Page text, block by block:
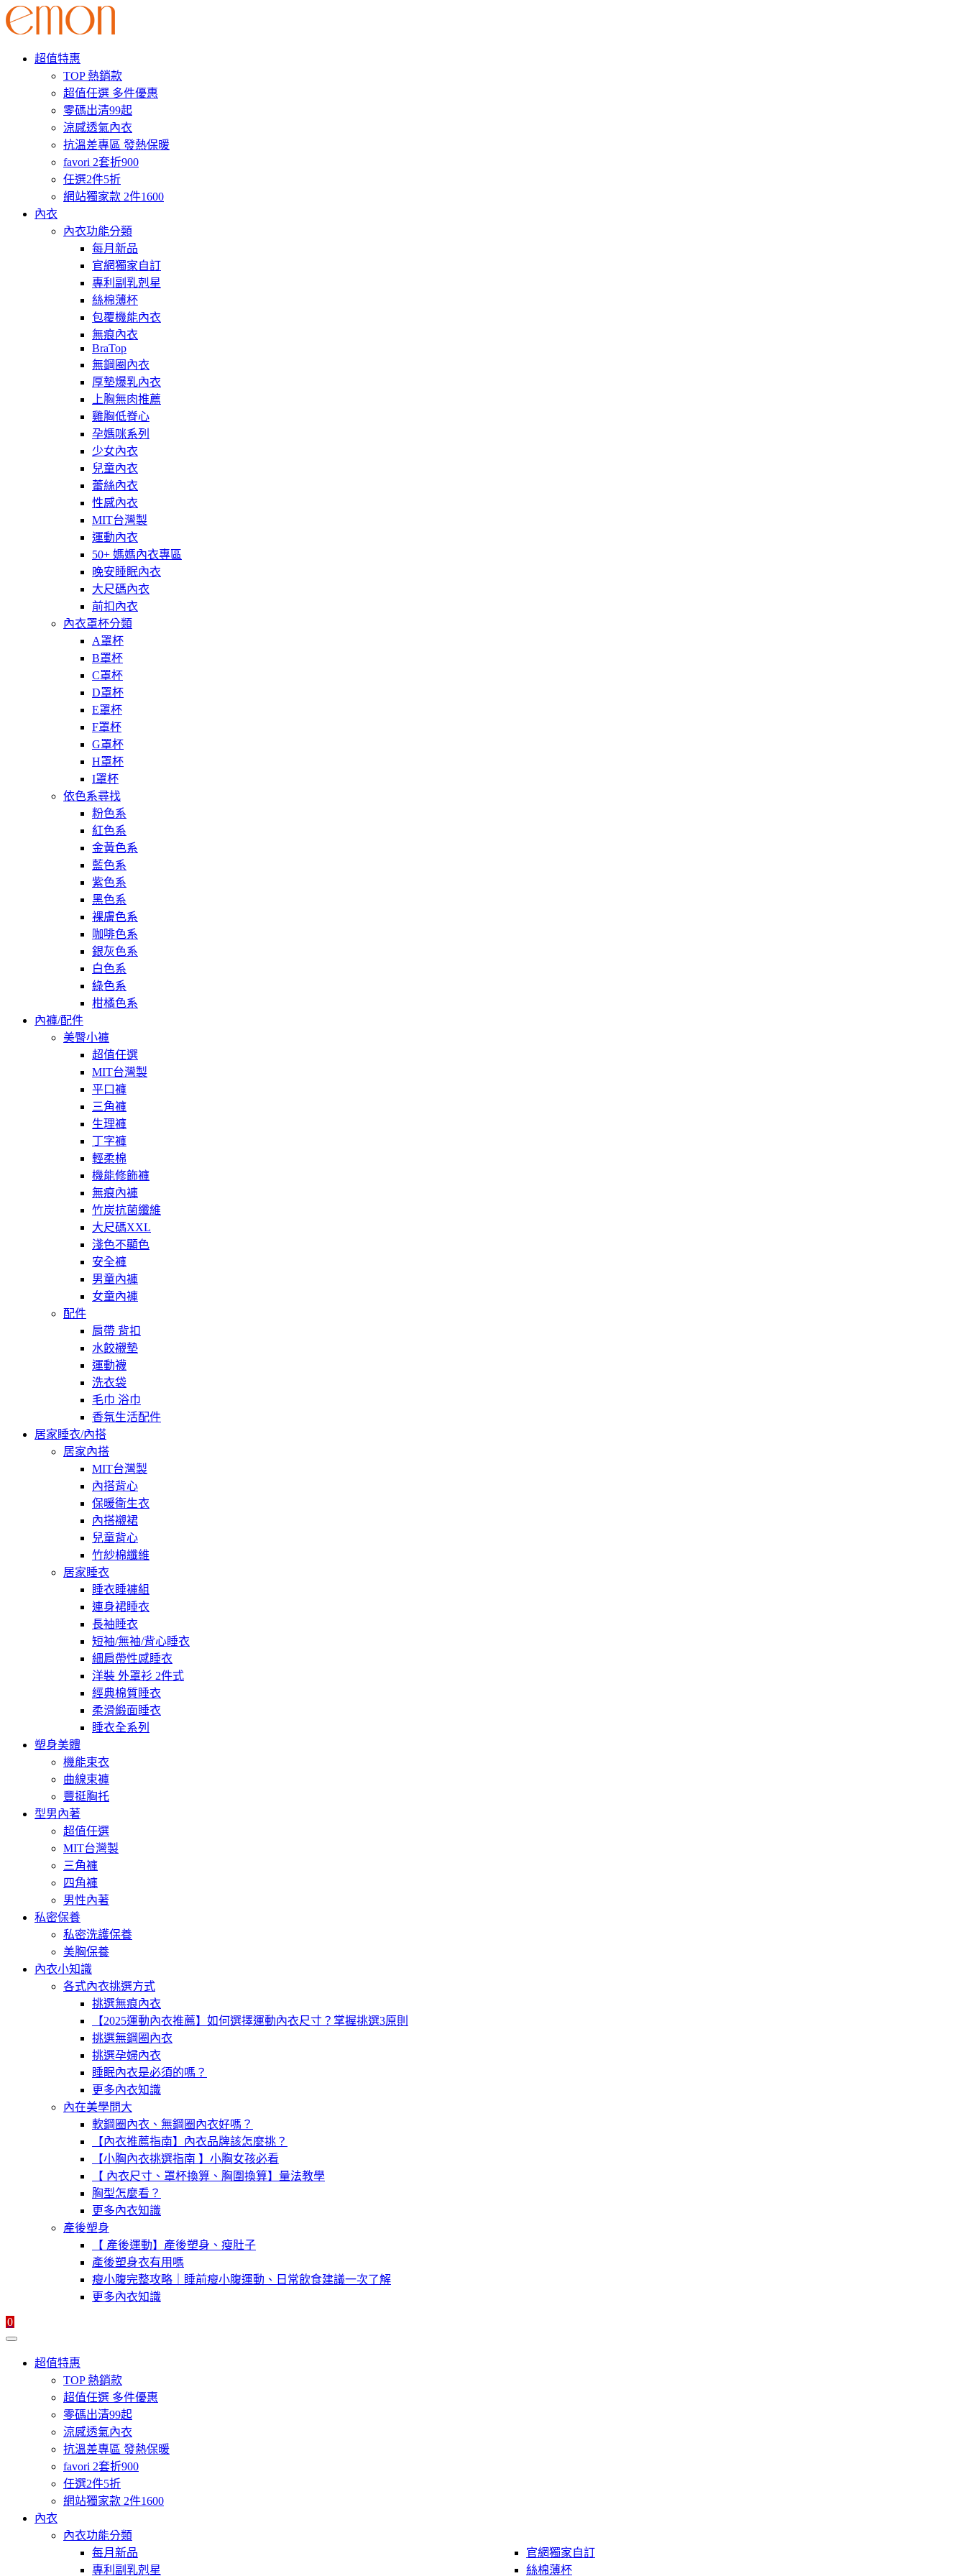
超值特惠
TOP 熱銷款
超值任選 多件優惠
零碼出清99起
涼感透氣內衣
抗溫差專區 發熱保暖
favori 2套折900
任選2件5折
網站獨家款 2件1600
內衣
內衣功能分類
每月新品
官網獨家自訂
專利副乳剋星
絲棉薄杯
包覆機能內衣
無痕內衣
BraTop
無鋼圈內衣
厚墊爆乳內衣
上胸無肉推薦
雞胸低脊心
孕媽咪系列
少女內衣
兒童內衣
蕾絲內衣
性感內衣
MIT台灣製
運動內衣
50+ 媽媽內衣專區
晚安睡眠內衣
大尺碼內衣
前扣內衣
內衣罩杯分類
A罩杯
B罩杯
C罩杯
D罩杯
E罩杯
F罩杯
G罩杯
H罩杯
I罩杯
依色系尋找
粉色系
紅色系
金黃色系
藍色系
紫色系
黑色系
裸膚色系
咖啡色系
銀灰色系
白色系
綠色系
柑橘色系
內褲/配件
美臀小褲
超值任選
MIT台灣製
平口褲
三角褲
生理褲
丁字褲
輕柔棉
機能修飾褲
無痕內褲
竹炭抗菌纖維
大尺碼XXL
淺色不顯色
安全褲
男童內褲
女童內褲
配件
肩帶 背扣
水餃襯墊
運動襪
洗衣袋
毛巾 浴巾
香氛生活配件
居家睡衣/內搭
居家內搭
MIT台灣製
內搭背心
保暖衛生衣
內搭襯裙
兒童背心
竹紗棉纖維
居家睡衣
睡衣睡褲組
連身裙睡衣
長袖睡衣
短袖/無袖/背心睡衣
細肩帶性感睡衣
洋裝 外罩衫 2件式
經典棉質睡衣
柔滑緞面睡衣
睡衣全系列
塑身美體
機能束衣
曲線束褲
豐挺胸托
型男內著
超值任選
MIT台灣製
三角褲
四角褲
男性內著
私密保養
私密洗護保養
美胸保養
內衣小知識
各式內衣挑選方式
挑選無痕內衣
【2025運動內衣推薦】如何選擇運動內衣尺寸？掌握挑選3原則
挑選無鋼圈內衣
挑選孕婦內衣
睡眠內衣是必須的嗎？
更多內衣知識
內在美學問大
軟鋼圈內衣、無鋼圈內衣好嗎？
【內衣推薦指南】內衣品牌該怎麼挑？
【小胸內衣挑選指南 】小胸女孩必看
【 內衣尺寸、罩杯換算、胸圍換算】量法教學
胸型怎麼看？
更多內衣知識
產後塑身
【 產後運動】產後塑身、瘦肚子
產後塑身衣有用嗎
瘦小腹完整攻略｜睡前瘦小腹運動、日常飲食建議一次了解
更多內衣知識
0
超值特惠
TOP 熱銷款
超值任選 多件優惠
零碼出清99起
涼感透氣內衣
抗溫差專區 發熱保暖
favori 2套折900
任選2件5折
網站獨家款 2件1600
內衣
內衣功能分類
每月新品
官網獨家自訂
專利副乳剋星
絲棉薄杯